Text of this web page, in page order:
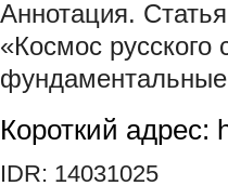
«Космос
фундаментальные
Короткий адрес:
IDR: 14031025